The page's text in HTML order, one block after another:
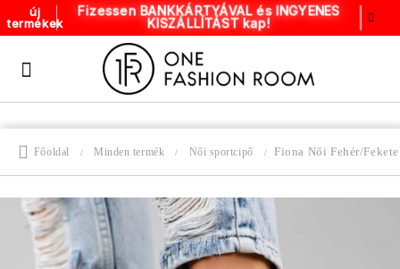
új
termékek
Fizessen BANKKÁRTYÁVAL és INGYENES
KISZÁLLÍTÁST kap!
Főoldal Minden termék Női sportcipő Fiona Női Fehér/